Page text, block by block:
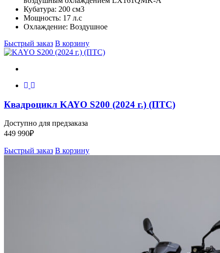
Кубатура: 200 см3
Мощность: 17 л.с
Охлаждение: Воздушное
Быстрый заказ В корзину
Квадроцикл KAYO S200 (2024 г.) (ПТС)
Доступно для предзаказа
449 990₽
Быстрый заказ В корзину